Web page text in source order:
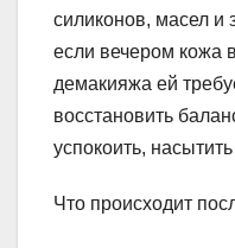
силиконов, масел
если вечером кожа
демакияжа ей
восстановить
успокоить,
Что происходит